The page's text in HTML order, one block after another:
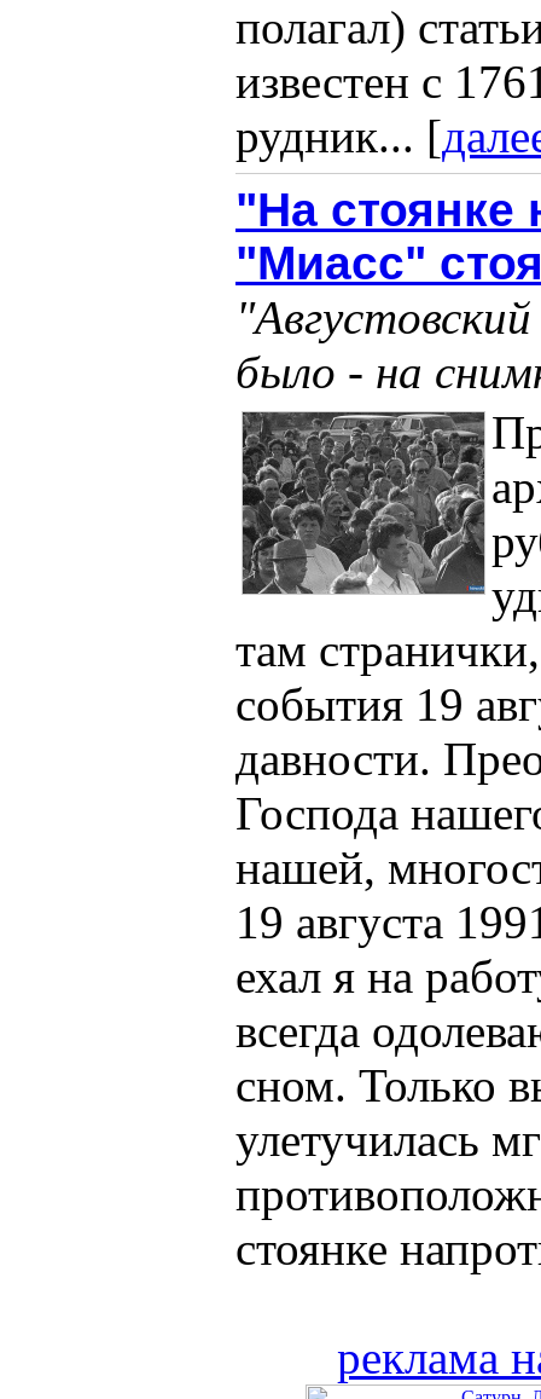
полагал)
известен с
рудник... [
"На стоянке
"Миасс"
было - на
там
события 19
давности.
Господа
нашей,
19 августа
ехал я на
всегда
сном. Только
улетучилась
стоянке
реклама